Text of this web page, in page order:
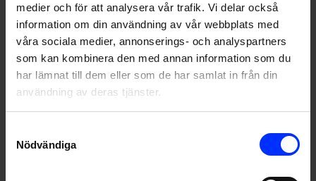
medier och för att analysera vår trafik. Vi delar också
information om din användning av vår webbplats med
våra sociala medier, annonserings- och analyspartners
som kan kombinera den med annan information som du
har lämnat till dem eller som de har samlat in från din
användning av deras tjänster.
Selection
Nödvändiga
OM OSS
Välkommen till Badmiljö! Här hittar du Badrumstillbehör och
Badrumsinredning av högsta kvalitet.Vi strävar alltid efter
dig på bästa sätt! Vi nås enklast på